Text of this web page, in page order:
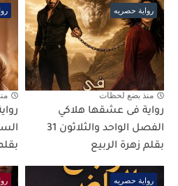
رواية حصريه
منذ بضع لحظات
رواية فى عشقها هلاكي
الفصل الواحد والثلاثون 31
بقلم زهرة الربيع
رواية حصريه